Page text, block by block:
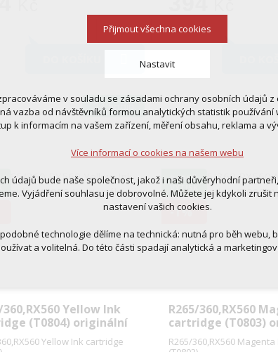
24 hodin
360,RX560 Yellow Ink
(T0804) originální
Yellow Ink cartridge
0,90 KČ
VÝTISK
-1%
R265/360,RX560
cartridge (T0803)
R265/360,RX560
Přijmout všechna cookies
Nastavit
pro provozování webu
kontextu stránek (session): případná přihlášení, volby jazyka,
pro anonymizované vyhodnocení návštěvnosti
cookies (Google, Ecomail, Sklik, Smartsupp, Heureka)
Více informací o cookies na našem webu
v souladu se zásadami ochrany osobních údajů
vazba od návštěvníků formou analytických statistik používání
k informacím na vašem zařízení, měření obsahu, reklama a
Více informací o cookies na našem webu
údajů bude naše společnost, jakož i naši důvěryhodní
Vyjádření souhlasu je dobrovolné. Můžete jej kdykoli zrušit
nastavení vašich cookies.
technologie dělíme na technická: nutná pro běh webu,
a volitelná. Do této části spadají analytická a